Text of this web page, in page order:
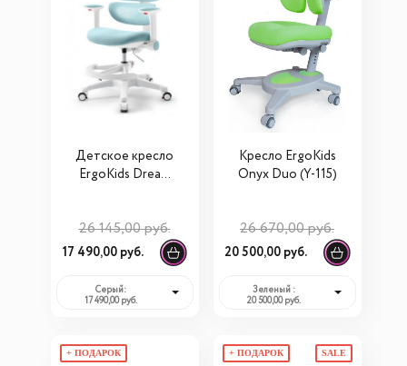
Детское кресло
ErgoKids Dream
26 145,00 руб.
17 490,00 руб.
Серый:
17 490,00 руб.
Кресло ErgoKids
Onyx Duo (Y-115)
26 670,00 руб.
20 500,00 руб.
Зеленый :
20 500,00 руб.
+ ПОДАРОК SALE
+ ПОДАРОК